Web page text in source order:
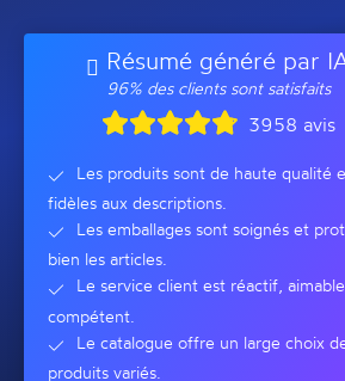
Résumé généré par
96% des clients sont satisfaits
3958 avis
Les produits sont de haute qualité
fidèles aux descriptions.
Les emballages sont soignés et
bien les articles.
Le service client est réactif,
compétent.
Le catalogue offre un large choix
produits variés.